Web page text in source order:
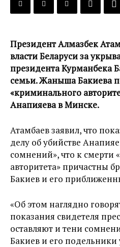
Кыргызстана
Президент Алмазбек
власти Беларуси за
президента Курманбека
семьи. Жаныша Бакиева
«криминального
Анапияева в Минске.
Атамбаев заявил, что
делу об убийстве
сомнений», что к смерти
авторитета» причастны
Бакиев и его
«Об этом наглядно
показания свидетеля
оставляют и тени
Бакиев и его